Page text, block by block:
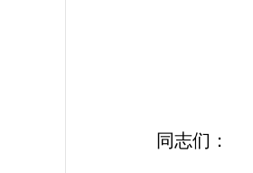
同志们：